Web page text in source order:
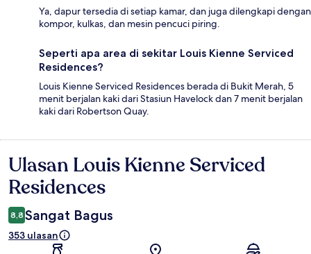
Ya, dapur tersedia di setiap kamar, dan juga dilengkapi dengan
kompor, kulkas, dan mesin pencuci piring.
Seperti apa area di sekitar Louis Kienne Serviced
Residences?
Louis Kienne Serviced Residences berada di Bukit Merah, 5
menit berjalan kaki dari Stasiun Havelock dan 7 menit berjalan
kaki dari Robertson Quay.
Ulasan
Ulasan Louis Kienne Serviced
Residences
8,8 Sangat Bagus
353 ulasan